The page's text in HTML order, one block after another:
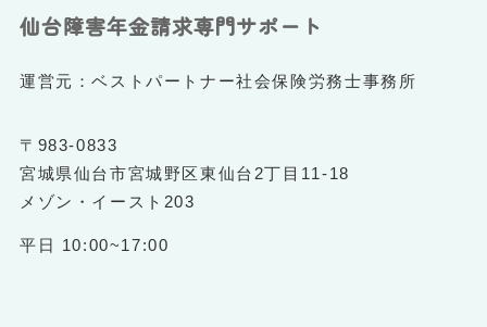
仙台障害年金請求専門サポート
運営元：ベストパートナー社会保険労務士事務所
〒983-0833
宮城県仙台市宮城野区東仙台2丁目11-18
メゾン・イースト203
平日 10:00~17:00